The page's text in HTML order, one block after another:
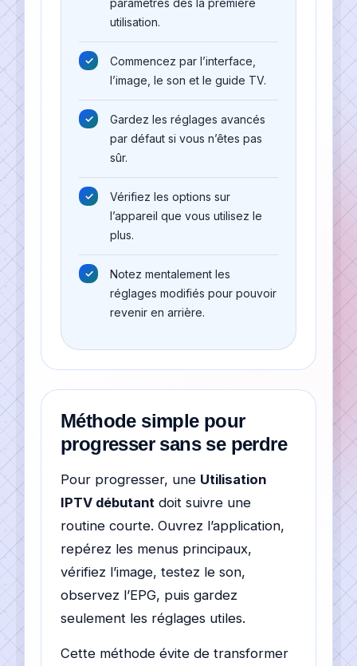
paramètres dès la première
utilisation.
Commencez par l’interface,
l’image, le son et le guide TV.
Gardez les réglages avancés
par défaut si vous n’êtes pas
sûr.
Vérifiez les options sur
l’appareil que vous utilisez le
plus.
Notez mentalement les
réglages modifiés pour pouvoir
revenir en arrière.
Méthode simple pour
progresser sans se perdre
Pour progresser, une Utilisation
IPTV débutant doit suivre une
routine courte. Ouvrez l’application,
repérez les menus principaux,
vérifiez l’image, testez le son,
observez l’EPG, puis gardez
seulement les réglages utiles.
Cette méthode évite de transformer